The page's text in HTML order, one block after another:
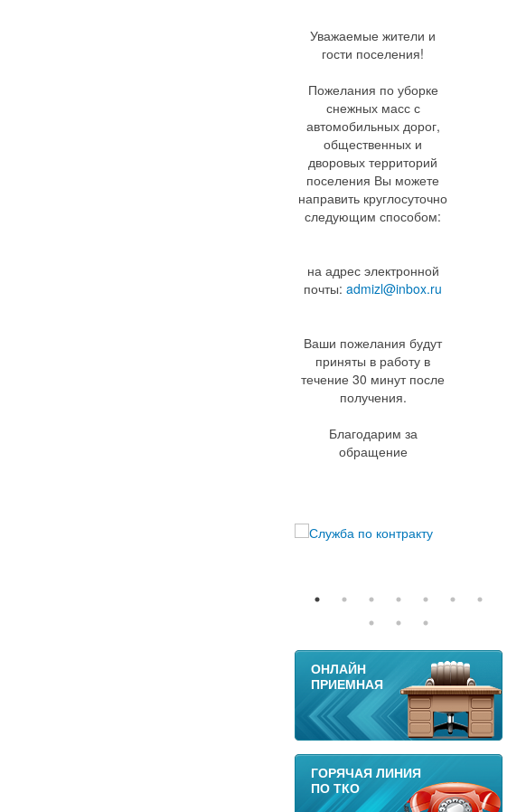
Уважаемые жители и
гости поселения!
Пожелания по уборке
снежных масс с
автомобильных дорог,
общественных и
дворовых территорий
поселения Вы можете
направить круглосуточно
следующим способом:
на адрес электронной
почты:admizl@inbox.ru
Ваши пожелания будут
приняты в работу в
течение 30 минут после
получения.
Благодарим за
обращение
11
ОНЛАЙН
ПРИЕМНАЯ
ГОРЯЧАЯ ЛИНИЯ
ПО ТКО